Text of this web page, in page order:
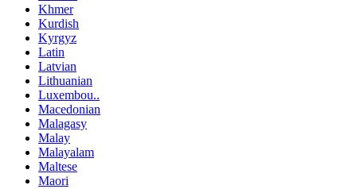
Khmer
Kurdish
Kyrgyz
Latin
Latvian
Lithuanian
Luxembou..
Macedonian
Malagasy
Malay
Malayalam
Maltese
Maori